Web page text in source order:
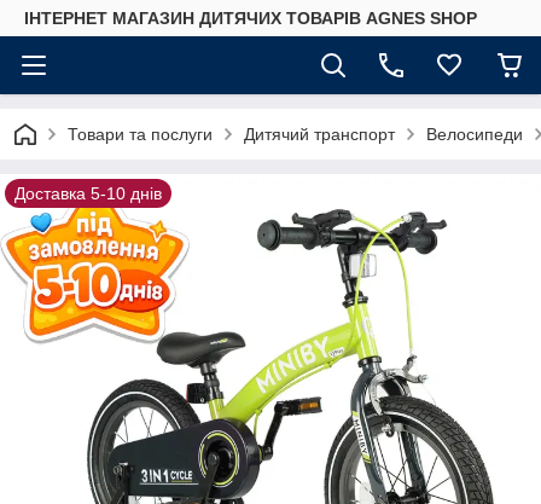
ІНТЕРНЕТ МАГАЗИН ДИТЯЧИХ ТОВАРІВ AGNES SHOP
Товари та послуги Дитячий транспорт Велосипеди
Доставка 5-10 днів